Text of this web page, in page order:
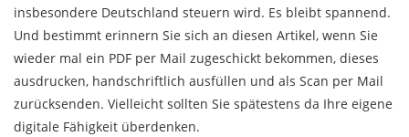
insbesondere Deutschland steuern wird. Es bleibt spannend.
Und bestimmt erinnern Sie sich an diesen Artikel, wenn Sie
wieder mal ein PDF per Mail zugeschickt bekommen, dieses
ausdrucken, handschriftlich ausfüllen und als Scan per Mail
zurücksenden. Vielleicht sollten Sie spätestens da Ihre eigene
digitale Fähigkeit überdenken.